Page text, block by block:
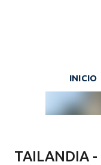
INICIO
TAILANDIA